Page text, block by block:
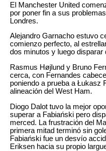
El Manchester United
por poner fin a sus
Londres.
Alejandro Garnacho estuvo
comienzo perfecto, al
dos minutos y luego
Rasmus Højlund y Bruno
cerca, con Fernandes
poniendo a prueba a Łukasz
alineación del West Ham.
Diogo Dalot tuvo la mejor
superar a Fabiański pero
merced. La frustración del
primera mitad terminó sin
Fabiański fue un desvío
Eriksen hacia su propio